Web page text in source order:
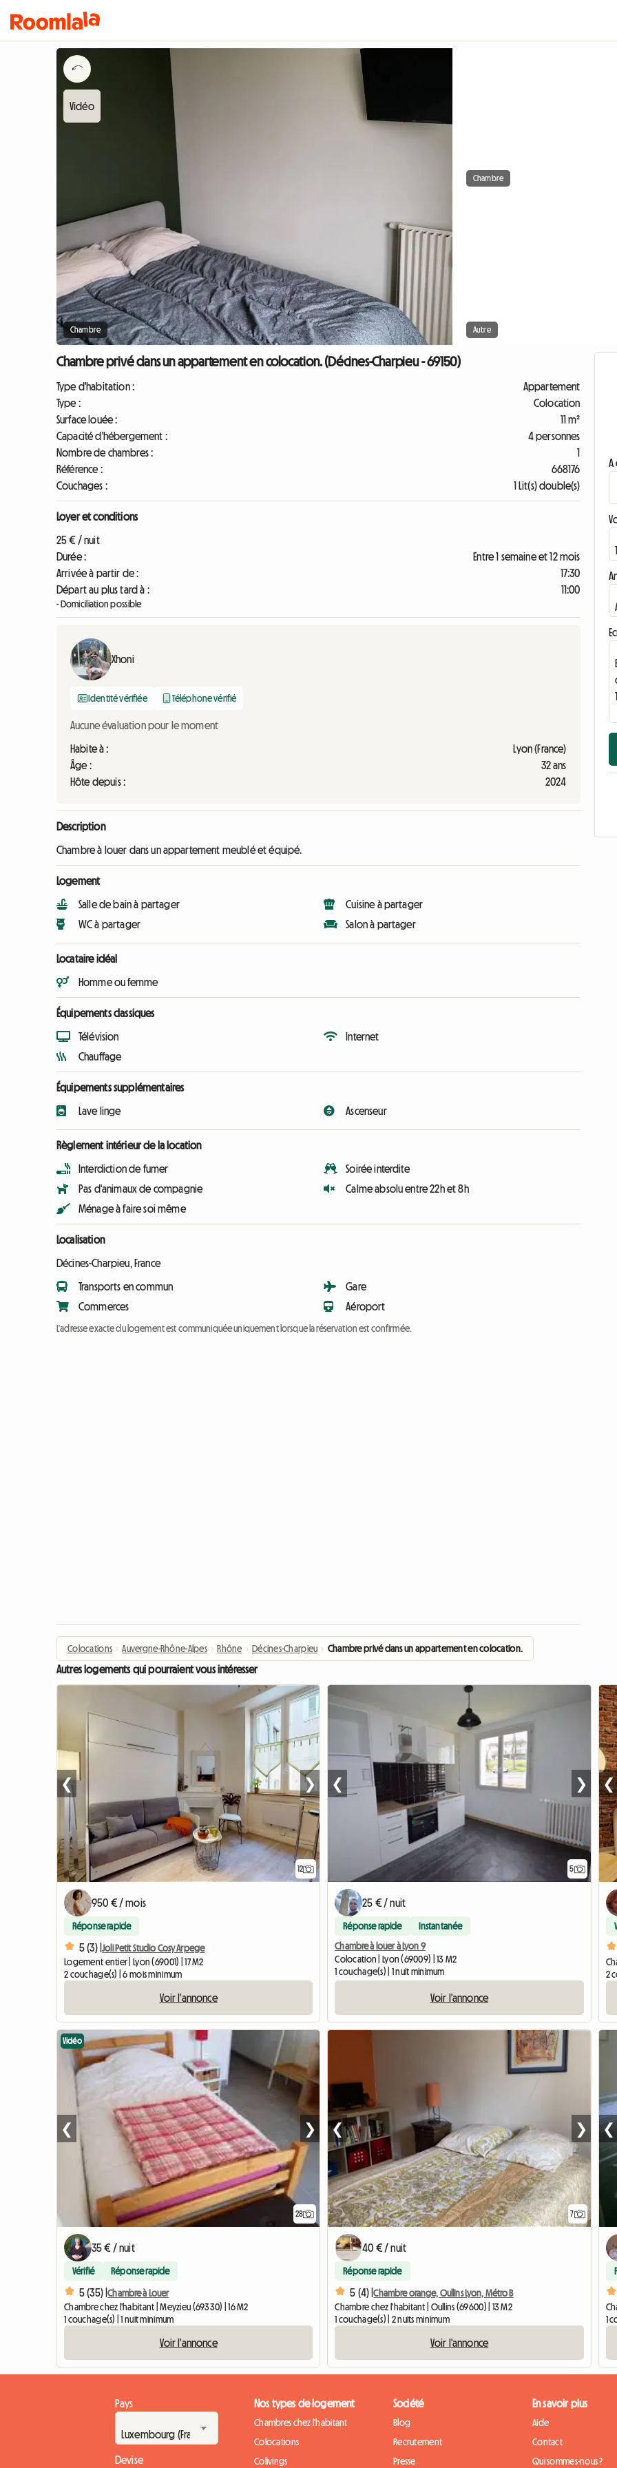
Chambre
Chambre
Autre
Chambre privé dans un appartement en colocation. (Décines-Charpieu - 69150)
Type d'habitation :
Appartement
Type :
Colocation
Surface louée :
11 m²
Capacité d'hébergement :
4 personnes
Nombre de chambres :
1
Référence :
668176
Couchages :
1 Lit(s) double(s)
Loyer et conditions
25 € / nuit
Durée :
Entre 1 semaine et 12 mois
Arrivée à partir de :
17:30
Départ au plus tard à :
11:00
- Domiciliation possible
Xhoni
Identité vérifiée Téléphone vérifié
Aucune évaluation pour le moment
Habite à :
Lyon (France)
Âge :
32 ans
Hôte depuis :
2024
Description
Chambre à louer dans un appartement meublé et équipé.
Logement
Salle de bain à partager
WC à partager
Cuisine à partager
Salon à partager
Locataire idéal
Homme ou femme
Équipements classiques
Télévision
Chauffage
Internet
Équipements supplémentaires
Lave linge Ascenseur
Règlement intérieur de la location
Interdiction de fumer
Pas d'animaux de compagnie
Ménage à faire soi même
Soirée interdite
Calme absolu entre 22h et 8h
Localisation
Décines-Charpieu, France
Transports en commun
Commerces
Gare
Aéroport
L'adresse exacte du logement est communiquée uniquement lorsque la réservation est confirmée.
A
Colocations › Auvergne-Rhône-Alpes › Rhône › Décines-Charpieu › Chambre privé dans un appartement en colocation.
Autres logements qui pourraient vous intéresser
12
❮ ❯
950 € / mois
Réponse rapide
5 (3) |Joli Petit Studio Cosy Arpege
Logement entier | Lyon (69001) | 17 M2
2 couchage(s) | 6 mois minimum
Voir l'annonce
5
❮ ❯
25 € / nuit
Réponse rapide Instantanée
Chambre à louer à Lyon 9
Colocation | Lyon (69009) | 13 M2
1 couchage(s) | 1 nuit minimum
Voir l'annonce
❮
2
28
Vidéo
❮ ❯
35 € / nuit
Vérifié Réponse rapide
5 (35) |Chambre à Louer
Chambre chez l'habitant | Meyzieu (69330) | 16 M2
1 couchage(s) | 1 nuit minimum
Voir l'annonce
7
❮ ❯
40 € / nuit
Réponse rapide
5 (4) |Chambre orange, Oullins Lyon, Métro B
Chambre chez l'habitant | Oullins (69600) | 13 M2
1 couchage(s) | 2 nuits minimum
Voir l'annonce
❮
1
Pays
Devise
Nos types de logement
Chambres chez l'habitant
Colocations
Colivings
Société
Blog
Recrutement
Presse
En savoir plus
Aide
Contact
Qui sommes-nous ?